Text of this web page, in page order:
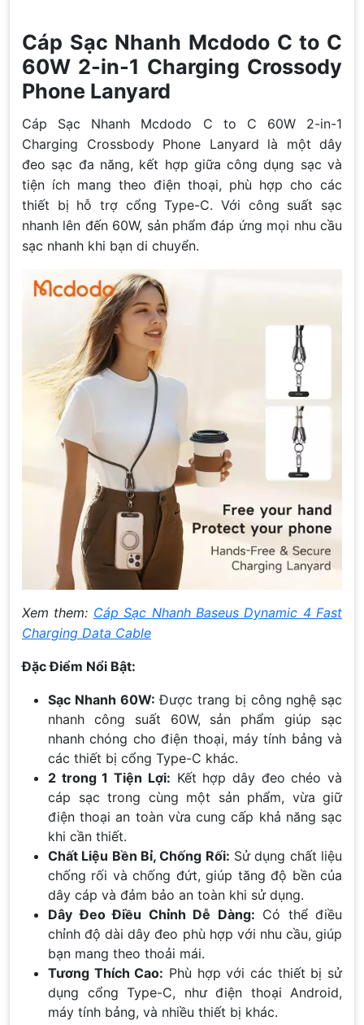
Cáp Sạc Nhanh Mcdodo C to C
60W 2-in-1 Charging Crossody
Phone Lanyard
Cáp Sạc Nhanh Mcdodo C to C 60W 2-in-1
Charging Crossbody Phone Lanyard là một dây
đeo sạc đa năng, kết hợp giữa công dụng sạc và
tiện ích mang theo điện thoại, phù hợp cho các
thiết bị hỗ trợ cổng Type-C. Với công suất sạc
nhanh lên đến 60W, sản phẩm đáp ứng mọi nhu cầu
sạc nhanh khi bạn di chuyển.
Xem them: Cáp Sạc Nhanh Baseus Dynamic 4 Fast
Charging Data Cable
Đặc Điểm Nổi Bật:
Sạc Nhanh 60W: Được trang bị công nghệ sạc
nhanh công suất 60W, sản phẩm giúp sạc
nhanh chóng cho điện thoại, máy tính bảng và
các thiết bị cổng Type-C khác.
2 trong 1 Tiện Lợi: Kết hợp dây đeo chéo và
cáp sạc trong cùng một sản phẩm, vừa giữ
điện thoại an toàn vừa cung cấp khả năng sạc
khi cần thiết.
Chất Liệu Bền Bỉ, Chống Rối: Sử dụng chất liệu
chống rối và chống đứt, giúp tăng độ bền của
dây cáp và đảm bảo an toàn khi sử dụng.
Dây Đeo Điều Chỉnh Dễ Dàng: Có thể điều
chỉnh độ dài dây đeo phù hợp với nhu cầu, giúp
bạn mang theo thoải mái.
Tương Thích Cao: Phù hợp với các thiết bị sử
dụng cổng Type-C, như điện thoại Android,
máy tính bảng, và nhiều thiết bị khác.